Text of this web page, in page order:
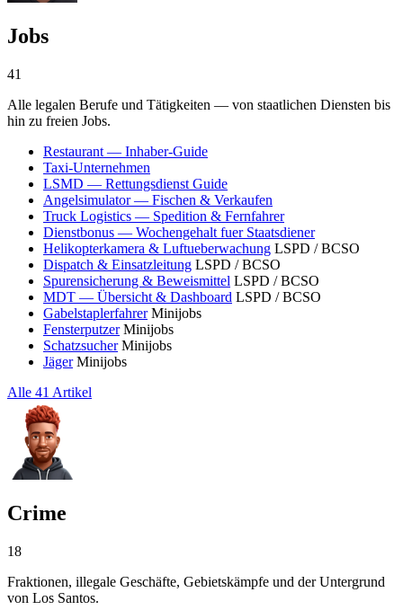
Jobs
41
Alle legalen Berufe und Tätigkeiten — von staatlichen Diensten bis
hin zu freien Jobs.
Restaurant — Inhaber-Guide
Taxi-Unternehmen
LSMD — Rettungsdienst Guide
Angelsimulator — Fischen & Verkaufen
Truck Logistics — Spedition & Fernfahrer
Dienstbonus — Wochengehalt fuer Staatsdiener
Helikopterkamera & Luftueberwachung LSPD / BCSO
Dispatch & Einsatzleitung LSPD / BCSO
Spurensicherung & Beweismittel LSPD / BCSO
MDT — Übersicht & Dashboard LSPD / BCSO
Gabelstaplerfahrer Minijobs
Fensterputzer Minijobs
Schatzsucher Minijobs
Jäger Minijobs
Alle 41 Artikel
Crime
18
Fraktionen, illegale Geschäfte, Gebietskämpfe und der Untergrund
von Los Santos.